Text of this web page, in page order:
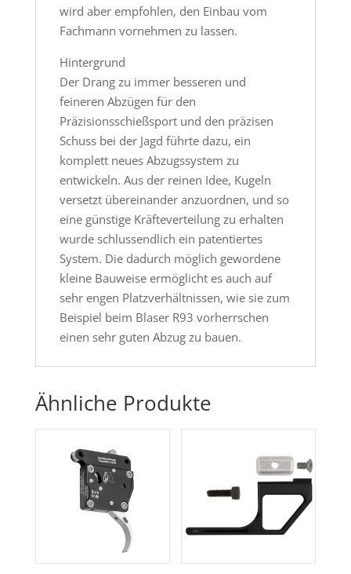
wird aber empfohlen, den Einbau vom
Fachmann vornehmen zu lassen.
Hintergrund
Der Drang zu immer besseren und
feineren Abzügen für den
Präzisionsschießsport und den präzisen
Schuss bei der Jagd führte dazu, ein
komplett neues Abzugssystem zu
entwickeln. Aus der reinen Idee, Kugeln
versetzt übereinander anzuordnen, und so
eine günstige Kräfteverteilung zu erhalten
wurde schlussendlich ein patentiertes
System. Die dadurch möglich gewordene
kleine Bauweise ermöglicht es auch auf
sehr engen Platzverhältnissen, wie sie zum
Beispiel beim Blaser R93 vorherrschen
einen sehr guten Abzug zu bauen.
Ähnliche Produkte